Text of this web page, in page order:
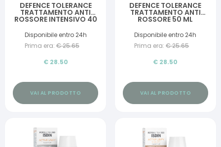
DEFENCE TOLERANCE
TRATTAMENTO ANTI
ROSSORE INTENSIVO 40
Disponibile entro 24h
Prima era: €25.65
€ 28.50
VAI AL PRODOTTO
DEFENCE TOLERANCE
TRATTAMENTO ANTI
ROSSORE 50 ML
Disponibile entro 24h
Prima era: €25.65
€ 28.50
VAI AL PRODOTTO